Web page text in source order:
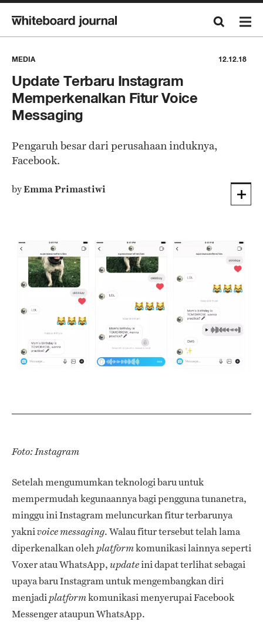
MEDIA 12.12.18
Update Terbaru Instagram
Memperkenalkan Fitur Voice
Messaging
Pengaruh besar dari perusahaan induknya,
Facebook.
byEmma Primastiwi
Foto: Instagram
Setelah mengumumkan teknologi baru untuk
mempermudah kegunaannya bagi pengguna tunanetra,
minggu ini Instagram meluncurkan fitur terbarunya
yaknivoice messaging. Walau fitur tersebut telah lama
diperkenalkan olehplatformkomunikasi lainnya seperti
Voxer atau WhatsApp, updateini dapat terlihat sebagai
upaya baru Instagram untuk mengembangkan diri
menjadiplatformkomunikasi menyerupai Facebook
Messenger ataupun WhatsApp.